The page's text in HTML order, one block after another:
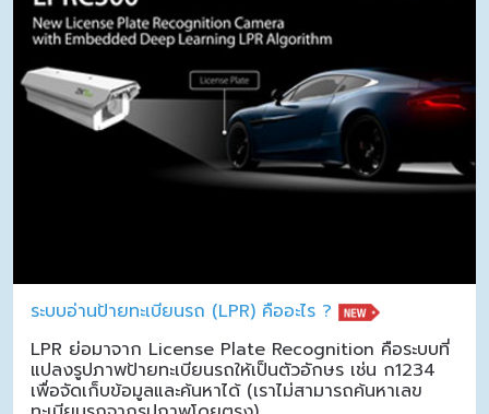
ระบบอ่านป้ายทะเบียนรถ (LPR) คืออะไร ?
LPR ย่อมาจาก License Plate Recognition คือระบบที่
แปลงรูปภาพป้ายทะเบียนรถให้เป็นตัวอักษร เช่น ก1234
เพื่อจัดเก็บข้อมูลและค้นหาได้ (เราไม่สามารถค้นหาเลข